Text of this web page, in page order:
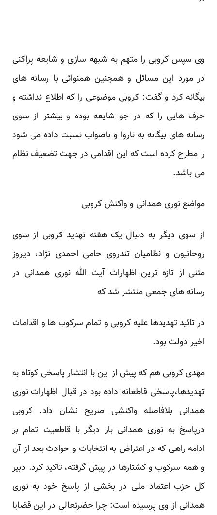
وی سپس کروبی را متهم به شبهه سازی و شایعه پراکنی
در مورد این مسائل و همچنین همنوائی با رسانه های
بیگانه کرد و گفت: کروبی موضوعی را که اطلاع نداشته و
حرف هایی را که در جو شایعه بوده و بیشتر از سوی
رسانه های بیگانه به ناروا و ناصواب نسبت داده می شود
را مطرح کرده است که این اقدامی در جهت تضعیف نظام
می باشد.
مواضع نوری همدانی و واکنش کروبی
از سوی دیگر به دنبال یک هفته تهدید کروبی از سوی
روحانیون و نظامیان تندروی حامی احمدی نژاد، دیروز
متنی از تازه ترین اظهارات آیت الله نوری همدانی در
رسانه های جمعی منتشر شد که
در تائید تهدیدها علیه کروبی و تمام سرکوب ها و اقدامات
اخیر دولت بود.
مهدی کروبی هم که پیش از این با انتشار پاسخی کوتاه به
تهدیدها،پاسخی قاطعانه داده بود در قبال اظهارات نوری
همدانی بلافاصله واکنشی صریح نشان داد. کروبی
درپاسخ به نوری همدانی بار دیگر با قاطعیت تمام بر
ادامه راهی که در اعتراض به انتخابات و حوادث بعد از آن
و همه سرکوب و کشتارها در پیش گرفته، تاکید کرد. دبیر
کل حزب اعتماد ملی در بخشی از پاسخ خود به نوری
همدانی از وی پرسیده است: چرا حضرتعالی در این قضایا